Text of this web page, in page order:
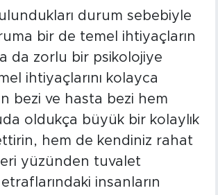
durum sebebiyle
bir de temel ihtiyaçların
da zorlu bir psikolojiye
ihtiyaçlarını kolayca
bezi ve hasta bezi hem
oldukça büyük bir kolaylık
hem de kendiniz rahat
yüzünden tuvalet
insanların